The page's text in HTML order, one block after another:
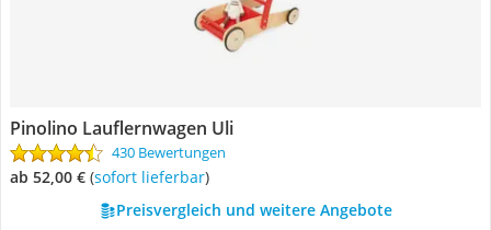
Pinolino Lauflernwagen Uli
430 Bewertungen
ab 52,00 € ( Sofort lieferbar)
Preisvergleich und weitere Angebote